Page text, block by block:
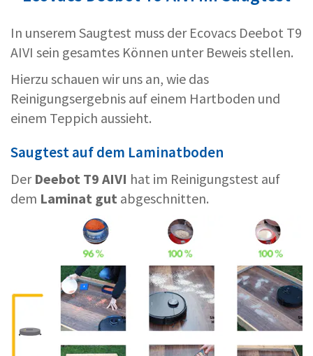
In unserem Saugtest muss der Ecovacs Deebot T9
AIVI sein gesamtes Können unter Beweis stellen.
Hierzu schauen wir uns an, wie das
Reinigungsergebnis auf einem Hartboden und
einem Teppich aussieht.
Saugtest auf dem Laminatboden
Der Deebot T9 AIVI hat im Reinigungstest auf
dem Laminat gut abgeschnitten.